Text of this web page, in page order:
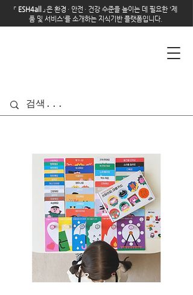
「 ESH4all 」은 환경 · 안전 · 건강 수준을 높이는 데 필요한 '제
품 및 서비스'를 소개하는 지식기반 플랫폼입니다.